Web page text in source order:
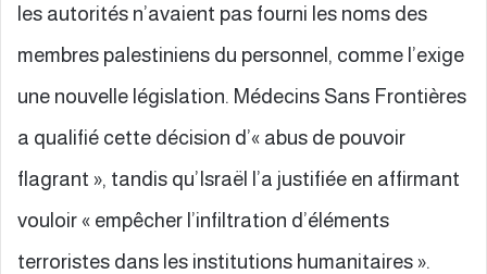
les autorités n’avaient pas fourni les noms des
membres palestiniens du personnel, comme l’exige
une nouvelle législation. Médecins Sans Frontières
a qualifié cette décision d’« abus de pouvoir
flagrant », tandis qu’Israël l’a justifiée en affirmant
vouloir « empêcher l’infiltration d’éléments
terroristes dans les institutions humanitaires ».